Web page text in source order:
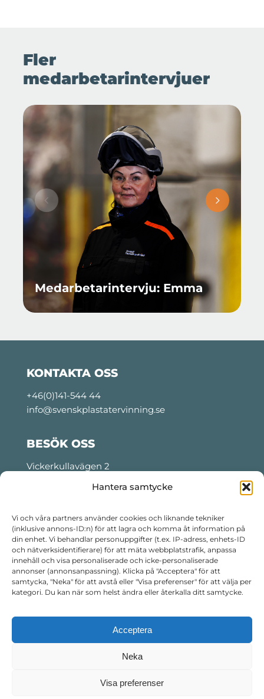
Hantera samtycke
Vi och våra partners använder cookies och liknande tekniker
(inklusive annons-ID:n) för att lagra och komma åt information på
din enhet. Vi behandlar personuppgifter (t.ex. IP-adress, enhets-ID
och nätverksidentifierare) för att mäta webbplatstrafik, anpassa
innehåll och visa personaliserade och icke-personaliserade
annonser (annonsanpassning). Klicka på "Acceptera" för att
samtycka, "Neka" för att avstå eller "Visa preferenser" för att välja per
kategori. Du kan när som helst ändra eller återkalla ditt samtycke.
Acceptera
Neka
Visa preferenser
Fler
medarbetarintervjuer
Medarbetarintervju: Emma
KONTAKTA OSS
+46(0)141-544 44
info@svenskplastatervinning.se
BESÖK OSS
Vickerkullavägen 2
Måndag- torsdag: 06:00 – 22:30
Fredag: 06:00 – 14:30
Telefon kvällstid:+46 76 799 99 16
FÖLJ OSS